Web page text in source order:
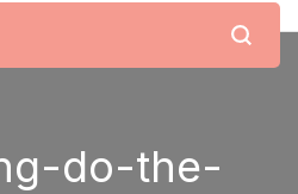
do-the-